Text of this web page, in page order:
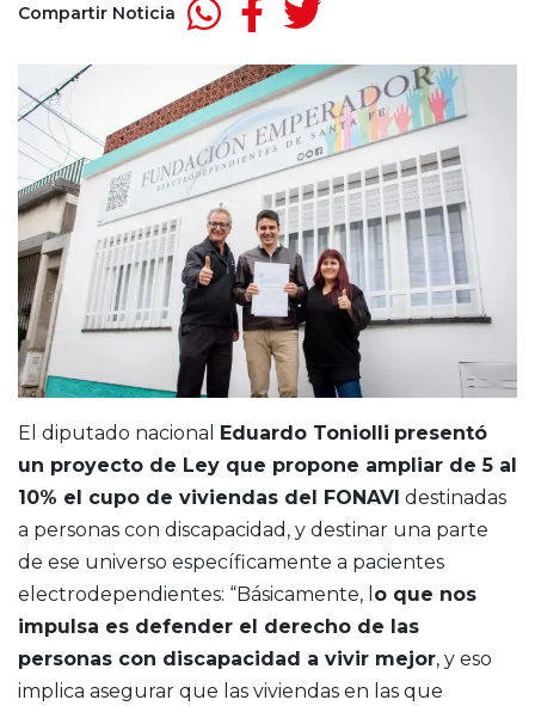
Compartir Noticia
El diputado nacional Eduardo Toniolli presentó
un proyecto de Ley que propone ampliar de 5 al
10% el cupo de viviendas del FONAVI destinadas
a personas con discapacidad, y destinar una parte
de ese universo específicamente a pacientes
electrodependientes: “Básicamente, l o que nos
impulsa es defender el derecho de las
personas con discapacidad a vivir mejor, y eso
implica asegurar que las viviendas en las que